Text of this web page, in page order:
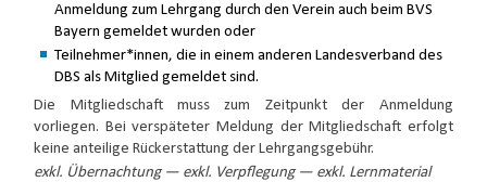
Anmeldung zum Lehrgang durch den Verein auch beim BVS
Bayern gemeldet wurden oder
Teilnehmer*innen, die in einem anderen Landesverband des
DBS als Mitglied gemeldet sind.
Die Mitgliedschaft muss zum Zeitpunkt der Anmeldung
vorliegen. Bei verspäteter Meldung der Mitgliedschaft erfolgt
keine anteilige Rückerstattung der Lehrgangsgebühr.
exkl. Übernachtung — exkl. Verpflegung — exkl. Lernmaterial